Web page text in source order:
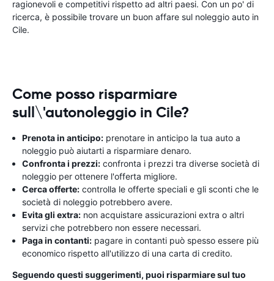
ragionevoli e competitivi rispetto ad altri paesi. Con un po' di
ricerca, è possibile trovare un buon affare sul noleggio auto in
Cile.
Come posso risparmiare
sull\'autonoleggio in Cile?
Prenota in anticipo: prenotare in anticipo la tua auto a
noleggio può aiutarti a risparmiare denaro.
Confronta i prezzi: confronta i prezzi tra diverse società di
noleggio per ottenere l'offerta migliore.
Cerca offerte: controlla le offerte speciali e gli sconti che le
società di noleggio potrebbero avere.
Evita gli extra: non acquistare assicurazioni extra o altri
servizi che potrebbero non essere necessari.
Paga in contanti: pagare in contanti può spesso essere più
economico rispetto all'utilizzo di una carta di credito.
Seguendo questi suggerimenti, puoi risparmiare sul tuo